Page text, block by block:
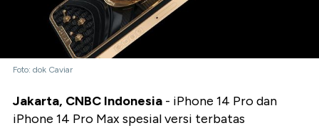
Foto: dok Caviar
Jakarta, CNBC Indonesia - iPhone 14 Pro dan
iPhone 14 Pro Max spesial versi terbatas